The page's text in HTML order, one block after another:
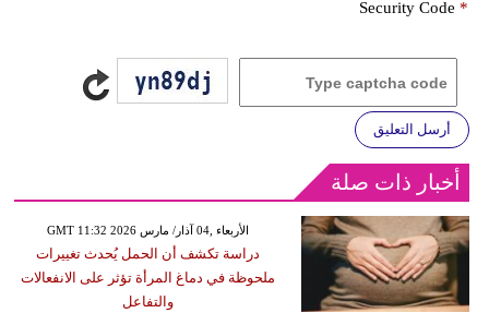
Security Code *
أرسل التعليق
أخبار ذات صلة
GMT 11:32 2026 الأربعاء ,04 آذار/ مارس
دراسة تكشف أن الحمل يُحدث تغييرات
ملحوظة في دماغ المرأة تؤثر على الانفعالات
والتفاعل